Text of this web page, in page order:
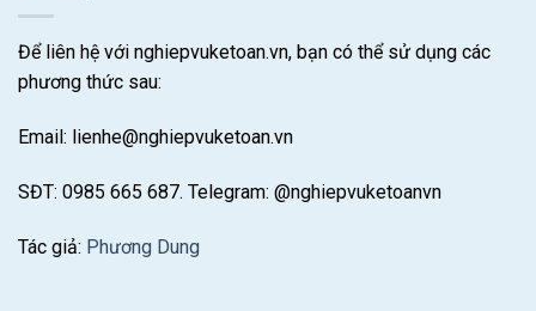
Để liên hệ với nghiepvuketoan.vn, bạn có thể sử dụng các
phương thức sau:
Email: lienhe@nghiepvuketoan.vn
SĐT: 0985 665 687. Telegram: @nghiepvuketoanvn
Tác giả: Phương Dung